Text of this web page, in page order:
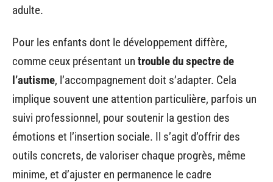
adulte.
Pour les enfants dont le développement diffère,
comme ceux présentant un trouble du spectre de
l’autisme, l’accompagnement doit s’adapter. Cela
implique souvent une attention particulière, parfois un
suivi professionnel, pour soutenir la gestion des
émotions et l’insertion sociale. Il s’agit d’offrir des
outils concrets, de valoriser chaque progrès, même
minime, et d’ajuster en permanence le cadre